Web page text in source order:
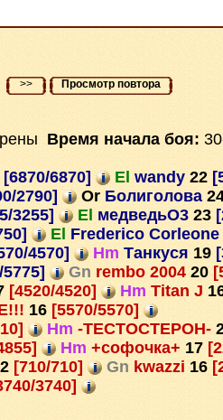
>> Просмотр повтора
Время начала боя:
[6870/6870] El wandy 22
2790] Or Болиголова
3255] El медведьО3 23
El Frederico Corleone
4570] Hm Танкуся 19
Gn rembo 2004 20
[4520/4520] Hm Titan J
16 [5570/5570]
Hm -ТЕСТОСТЕРОН-
Hm +софочка+ 17
[710/710] Gn kwazzi 16
3740]